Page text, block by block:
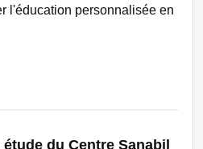
l'éducation personnalisée en
étude du Centre Sanabil